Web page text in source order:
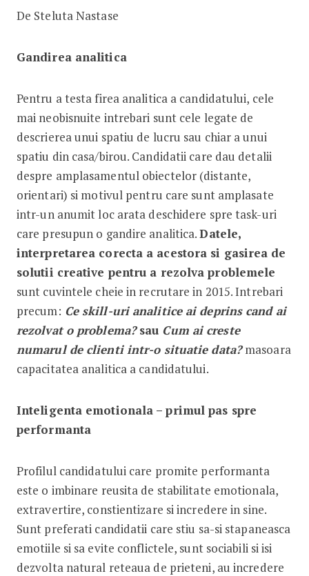
De Steluta Nastase
Gandirea analitica
Pentru a testa firea analitica a candidatului, cele
mai neobisnuite intrebari sunt cele legate de
descrierea unui spatiu de lucru sau chiar a unui
spatiu din casa/birou. Candidatii care dau detalii
despre amplasamentul obiectelor (distante,
orientari) si motivul pentru care sunt amplasate
intr-un anumit loc arata deschidere spre task-uri
care presupun o gandire analitica.Datele,
interpretarea corecta a acestora si gasirea de
solutii creative pentru a rezolva problemele
sunt cuvintele cheie in recrutare in 2015. Intrebari
precum: Ce skill-uri analitice ai deprins cand ai
rezolvat o problema?sau Cum ai creste
numarul de clienti intr-o situatie data?masoara
capacitatea analitica a candidatului.
Inteligenta emotionala – primul pas spre
performanta
Profilul candidatului care promite performanta
este o imbinare reusita de stabilitate emotionala,
extravertire, constientizare si incredere in sine.
Sunt preferati candidatii care stiu sa-si stapaneasca
emotiile si sa evite conflictele, sunt sociabili si isi
dezvolta natural reteaua de prieteni, au incredere